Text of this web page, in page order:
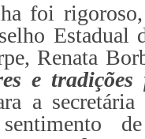
foi
Renata
e
a